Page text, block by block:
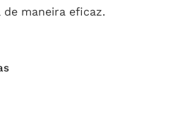
maneira eficaz.